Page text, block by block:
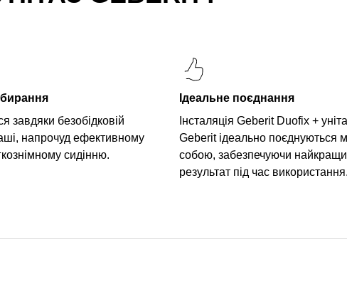
завдяки безобідковій
напрочуд ефективному
сидінню.
Ідеальне поєднання
Інсталяція Geberit Duofix +
Geberit ідеально поєднуються
собою, забезпечуючи
результат під час використання.